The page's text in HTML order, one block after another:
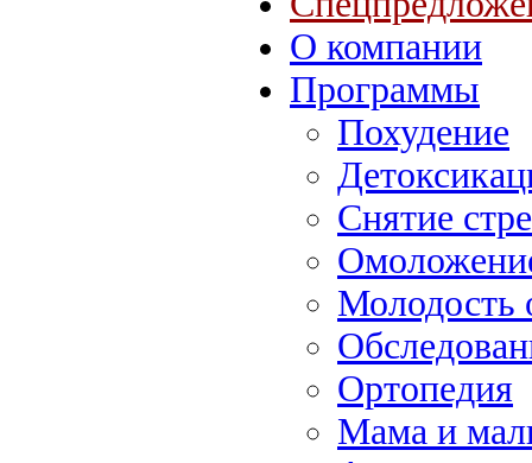
О компании
Программы
Похудение
Снятие
Молодость
Ортопедия
Мама и